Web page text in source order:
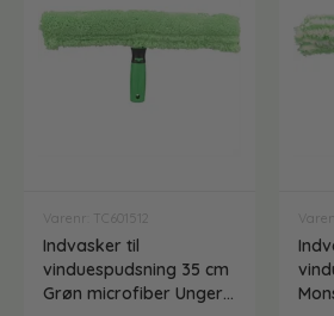
Vandslanger og koblinger
Vermop
Vinduespudserudstyr
Varenr: TC601512
Indvasker til
vinduespudsning 35 cm
Grøn microfiber Unger